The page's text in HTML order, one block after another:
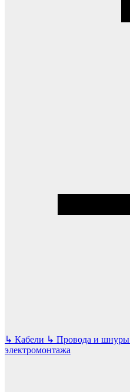
↳ Кабели ↳ Провода и шнуры
электромонтажа